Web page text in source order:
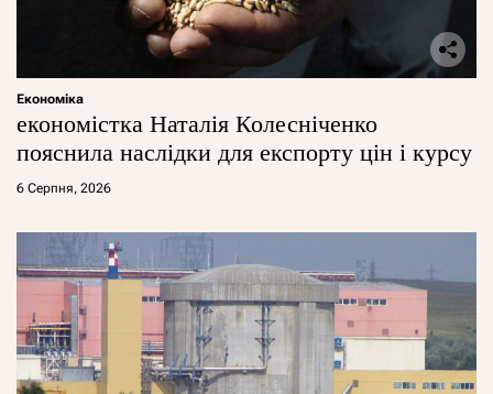
Економіка
економістка Наталія Колесніченко
пояснила наслідки для експорту цін і курсу
6 Серпня, 2026